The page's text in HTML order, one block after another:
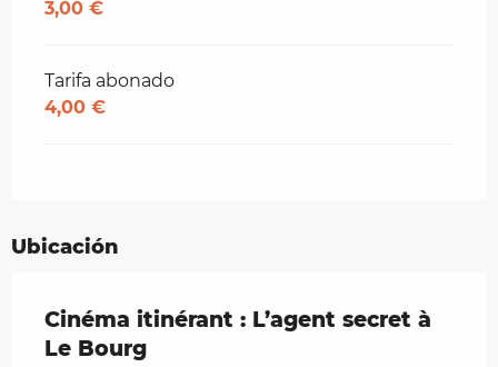
3,00 €
Tarifa abonado
4,00 €
Ubicación
Cinéma itinérant : L’agent secret à
Le Bourg